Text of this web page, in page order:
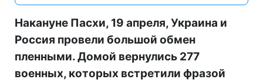
Накануне Пасхи, 19 апреля, Украина и
Россия провели большой обмен
пленными. Домой вернулись 277
военных, которых встретили фразой